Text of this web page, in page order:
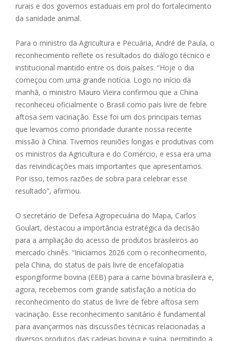
rurais e dos governos estaduais em prol do fortalecimento
da sanidade animal.
Para o ministro da Agricultura e Pecuária, André de Paula, o
reconhecimento reflete os resultados do diálogo técnico e
institucional mantido entre os dois países. “Hoje o dia
começou com uma grande notícia. Logo no início da
manhã, o ministro Mauro Vieira confirmou que a China
reconheceu oficialmente o Brasil como país livre de febre
aftosa sem vacinação. Esse foi um dos principais temas
que levamos como prioridade durante nossa recente
missão à China. Tivemos reuniões longas e produtivas com
os ministros da Agricultura e do Comércio, e essa era uma
das reivindicações mais importantes que apresentamos.
Por isso, temos razões de sobra para celebrar esse
resultado”, afirmou.
O secretário de Defesa Agropecuária do Mapa, Carlos
Goulart, destacou a importância estratégica da decisão
para a ampliação do acesso de produtos brasileiros ao
mercado chinês. “Iniciamos 2026 com o reconhecimento,
pela China, do status de país livre de encefalopatia
espongiforme bovina (EEB) para a carne bovina brasileira e,
agora, recebemos com grande satisfação a notícia do
reconhecimento do status de livre de febre aftosa sem
vacinação. Esse reconhecimento sanitário é fundamental
para avançarmos nas discussões técnicas relacionadas a
diversos produtos das cadeias bovina e suína, permitindo a